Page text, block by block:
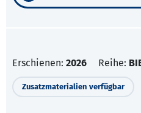
Erschienen: 2026 Reihe:
Zusatzmaterialien verfügbar